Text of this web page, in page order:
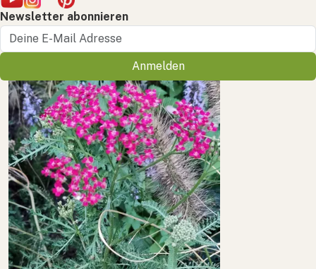
Newsletter abonnieren
Anmelden